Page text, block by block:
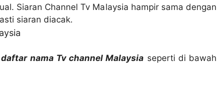
Siaran Channel Tv Malaysia hampir sama dengan
siaran diacak.
daftar nama Tv channel Malaysia seperti di bawah